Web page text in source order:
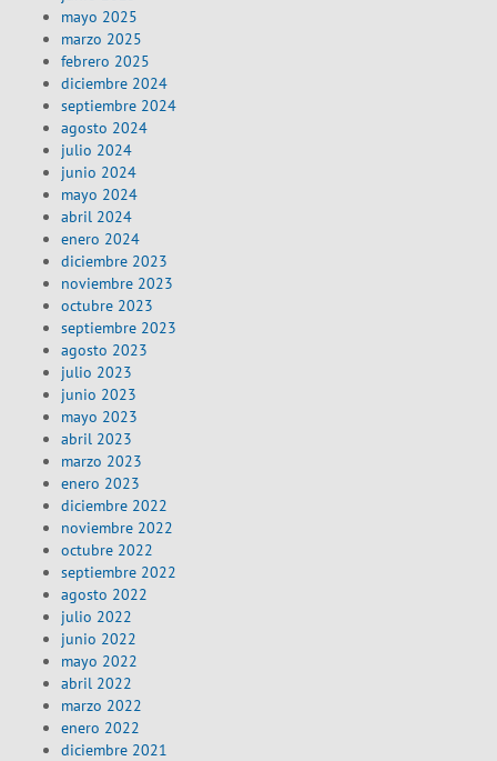
mayo 2025
marzo 2025
febrero 2025
diciembre 2024
septiembre 2024
agosto 2024
julio 2024
junio 2024
mayo 2024
abril 2024
enero 2024
diciembre 2023
noviembre 2023
octubre 2023
septiembre 2023
agosto 2023
julio 2023
junio 2023
mayo 2023
abril 2023
marzo 2023
enero 2023
diciembre 2022
noviembre 2022
octubre 2022
septiembre 2022
agosto 2022
julio 2022
junio 2022
mayo 2022
abril 2022
marzo 2022
enero 2022
diciembre 2021